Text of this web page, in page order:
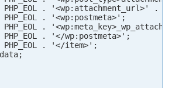
PHP_EOL . '<wp:attachment_url>' .
PHP_EOL . '<wp:postmeta>';
PHP_EOL .
PHP_EOL . '</wp:postmeta>';
PHP_EOL . '</item>';